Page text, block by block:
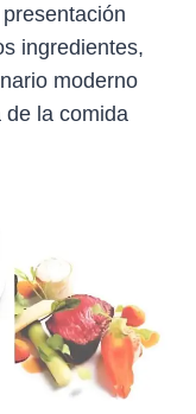
ingredientes,
moderno
la comida